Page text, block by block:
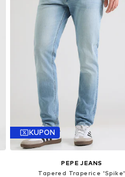
KUPON
PEPE JEANS
Tapered Traperice 'Spike'